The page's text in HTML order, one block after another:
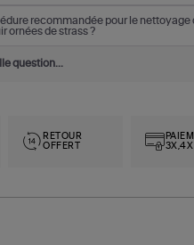
recommandée pour le nettoyage
ornées de strass ?
RETOUR
OFFERT
3X,4X